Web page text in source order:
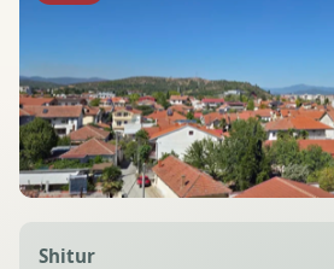
Shitur